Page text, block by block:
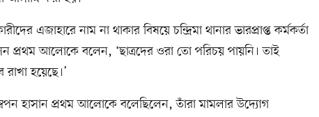
এজাহারে নাম না থাকার বিষয়ে চন্দ্রিমা থানার ভারপ্রাপ্ত কর্মকর্তা
প্রথম আলোকে বলেন, ‘ছাত্রদের ওরা তো পরিচয় পায়নি। তাই
হয়েছে।’
হাসান প্রথম আলোকে বলেছিলেন, তাঁরা মামলার উদ্যোগ